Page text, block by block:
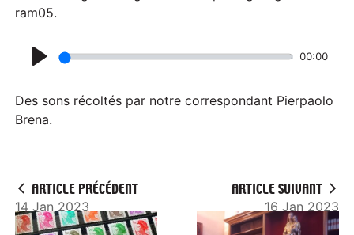
ram05.
a
00:00
Des sons récoltés par notre correspondant Pierpaolo
Brena.
ARTICLE PRÉCÉDENT
14 Jan 2023
ARTICLE SUIVANT
16 Jan 2023